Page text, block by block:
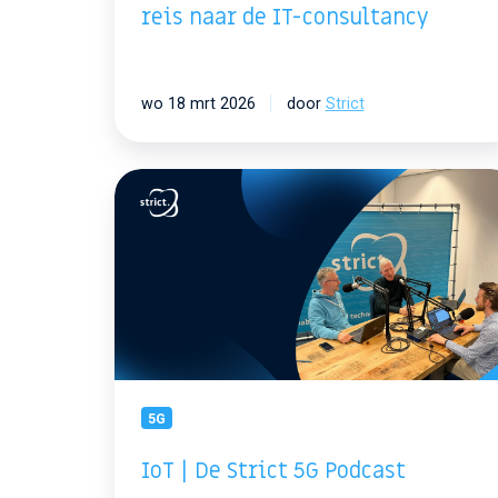
reis naar de IT-consultancy
wo 18 mrt 2026 door Strict
IoT
5G
IoT | De Strict 5G Podcast